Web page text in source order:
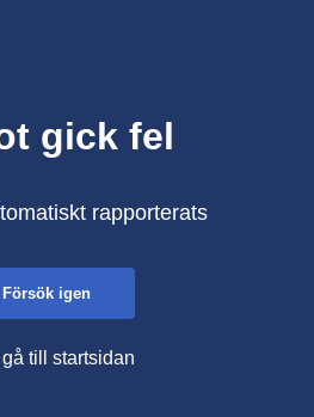
gick fel
rapporterats
Försök igen
till startsidan